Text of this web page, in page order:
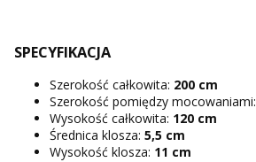
SPECYFIKACJA
Szerokość całkowita: 200 cm
Szerokość pomiędzy mocowaniami:
Wysokość całkowita: 120 cm
Średnica klosza: 5,5 cm
Wysokość klosza: 11 cm